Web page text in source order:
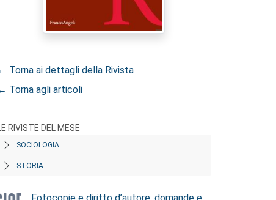
Torna ai dettagli della Rivista
Torna agli articoli
RIVISTE DEL MESE
SOCIOLOGIA
STORIA